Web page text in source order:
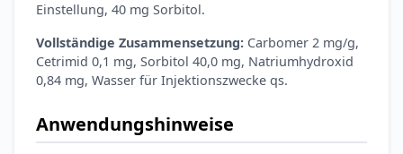
Einstellung, 40 mg Sorbitol.
Vollständige Zusammensetzung: Carbomer 2 mg/g,
Cetrimid 0,1 mg, Sorbitol 40,0 mg, Natriumhydroxid
0,84 mg, Wasser für Injektionszwecke qs.
Anwendungshinweise